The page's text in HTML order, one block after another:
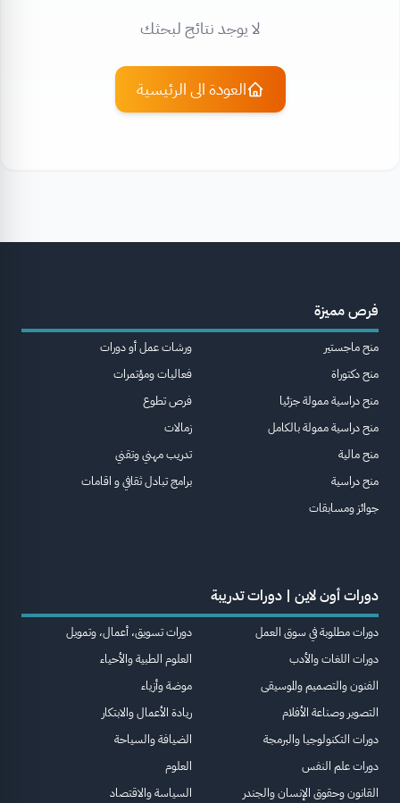
لا يوجد نتائج لبحثك
العودة الى الرئيسية
فرص مميزة
منح ماجستير
منح دكتوراة
منح دراسية ممولة جزئيا
منح دراسية ممولة بالكامل
منح مالية
منح دراسية
جوائز ومسابقات
ورشات عمل أو دورات
فعاليات ومؤتمرات
فرص تطوع
زمالات
تدريب مهني وتقني
برامج تبادل ثقافي و اقامات
دورات أون لاين | دورات تدريبة
دورات مطلوبة في سوق العمل
دورات اللغات والأدب
الفنون والتصميم والموسيقى
التصوير وصناعة الأفلام
دورات التكنولوجيا والبرمجة
دورات علم النفس
القانون وحقوق الإنسان والجندر
دورات تسويق، أعمال، وتمويل
العلوم الطبية والأحياء
موضة وأزياء
ريادة الأعمال والابتكار
الضيافة والسياحة
العلوم
السياسة والاقتصاد